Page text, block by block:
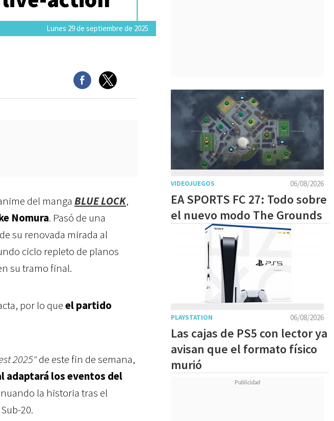
Lunes 29 de septiembre de 2025
del manga BLUE LOCK,
Nomura. Pasó de una
su renovada mirada al
ciclo repleto de planos
su tramo final.
por lo queel partido
2025"de este fin de semana,
adaptará los eventos del
la historia tras el
20.
06/08/2026
VIDEOJUEGOS
EA SPORTS FC 27: Todo sobre
el nuevo modo The Grounds
06/08/2026
PLAYSTATION
Las cajas de PS5 con lector ya
avisan que el formato físico
murió